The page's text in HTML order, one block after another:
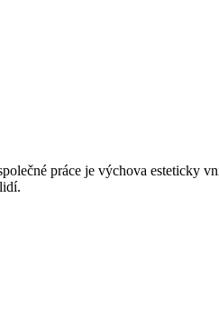
práce je výchova esteticky